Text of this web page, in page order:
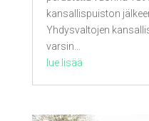
kansallispuiston
Yhdysvaltojen
varsin...
lue lisää